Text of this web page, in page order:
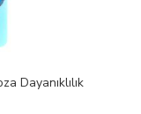
Dayanıklılık